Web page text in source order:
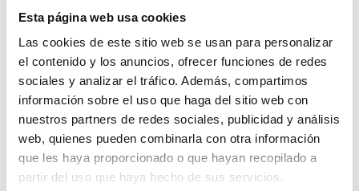
Esta página web usa cookies
Las cookies de este sitio web se usan para personalizar
el contenido y los anuncios, ofrecer funciones de redes
sociales y analizar el tráfico. Además, compartimos
información sobre el uso que haga del sitio web con
nuestros partners de redes sociales, publicidad y análisis
web, quienes pueden combinarla con otra información
que les haya proporcionado o que hayan recopilado a
partir del uso que haya hecho de sus servicios.
traitements médicaux : la chimiothérapie et la
radiothérapie, notamment lorsqu’elles touchent la
région pelvienne, peuvent réduire considérablement la
réserve ovarienne. De même, certaines chirurgies
ovariennes peuvent réduire le nombre de follicules
disponibles.
Que puis-je faire si ma réserve ovarienne est faible ?
Adoptez des habitudes de vie saines, comme une